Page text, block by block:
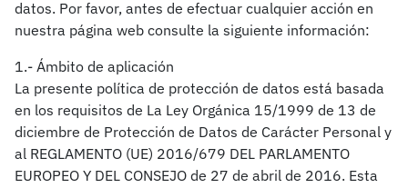
datos. Por favor, antes de efectuar cualquier acción en
nuestra página web consulte la siguiente información:
1.- Ámbito de aplicación
La presente política de protección de datos está basada
en los requisitos de La Ley Orgánica 15/1999 de 13 de
diciembre de Protección de Datos de Carácter Personal y
al REGLAMENTO (UE) 2016/679 DEL PARLAMENTO
EUROPEO Y DEL CONSEJO de 27 de abril de 2016. Esta